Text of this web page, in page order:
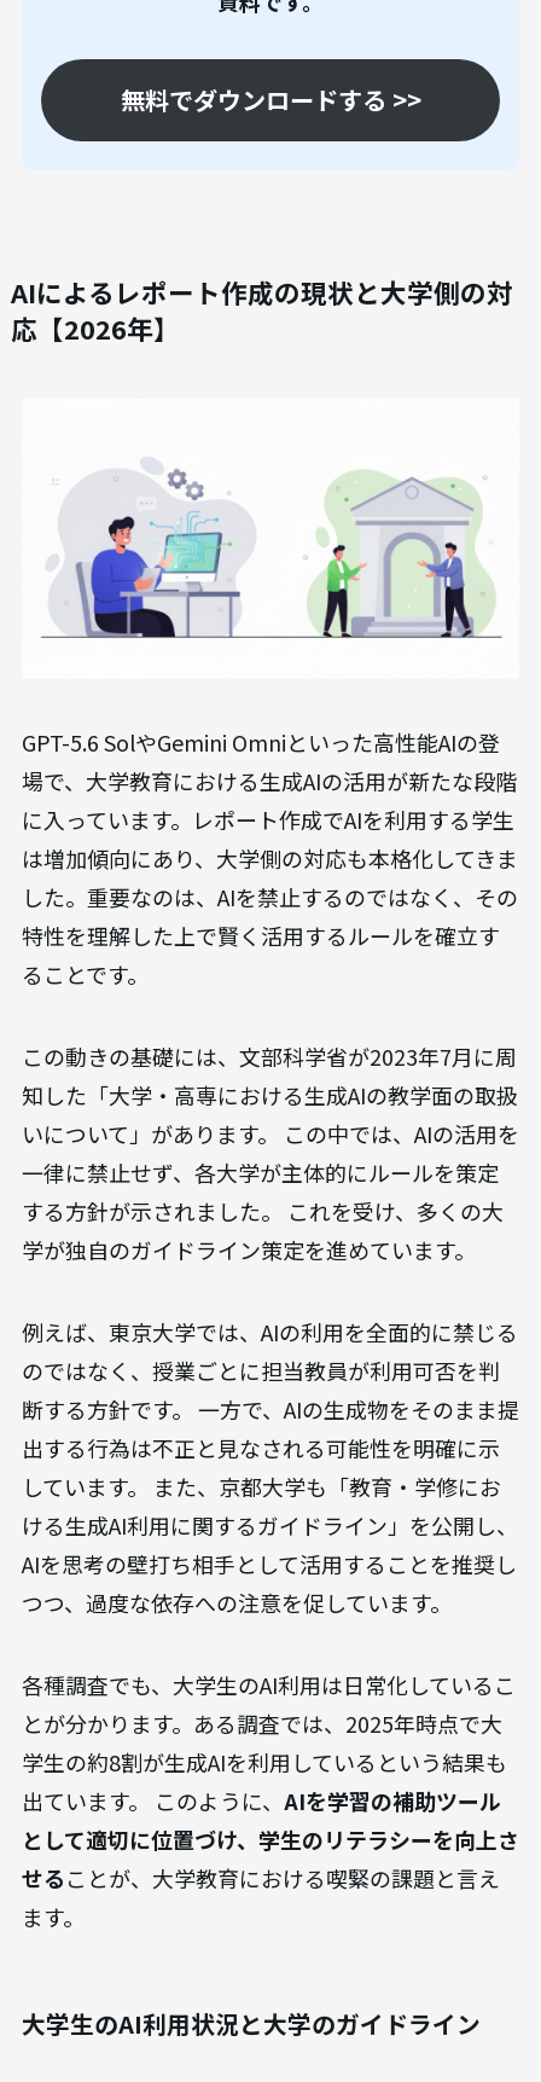
無料でダウンロードする >>
AIによるレポート作成の現状と大学側の対
応【2026年】
GPT-5.6 SolやGemini Omniといった高性能AIの登
場で、大学教育における生成AIの活用が新たな段階
に入っています。レポート作成でAIを利用する学生
は増加傾向にあり、大学側の対応も本格化してきま
した。重要なのは、AIを禁止するのではなく、その
特性を理解した上で賢く活用するルールを確立す
ることです。
この動きの基礎には、文部科学省が2023年7月に周
知した「大学・高専における生成AIの教学面の取扱
いについて」があります。 この中では、AIの活用を
一律に禁止せず、各大学が主体的にルールを策定
する方針が示されました。 これを受け、多くの大
学が独自のガイドライン策定を進めています。
例えば、東京大学では、AIの利用を全面的に禁じる
のではなく、授業ごとに担当教員が利用可否を判
断する方針です。 一方で、AIの生成物をそのまま提
出する行為は不正と見なされる可能性を明確に示
しています。 また、京都大学も「教育・学修にお
ける生成AI利用に関するガイドライン」を公開し、
AIを思考の壁打ち相手として活用することを推奨し
つつ、過度な依存への注意を促しています。
各種調査でも、大学生のAI利用は日常化しているこ
とが分かります。ある調査では、2025年時点で大
学生の約8割が生成AIを利用しているという結果も
出ています。 このように、 AIを学習の補助ツール
として適切に位置づけ、学生のリテラシーを向上さ
せることが、大学教育における喫緊の課題と言え
ます。
大学生のAI利用状況と大学のガイドライン